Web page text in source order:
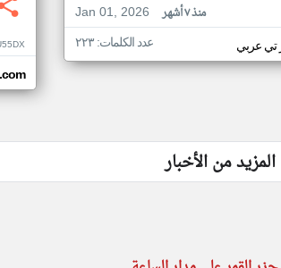
Jan 01, 2026
منذ ٧ أشهر
تي عربي عدد الكلمات: ٢٢٣
المزيد من الأخبار